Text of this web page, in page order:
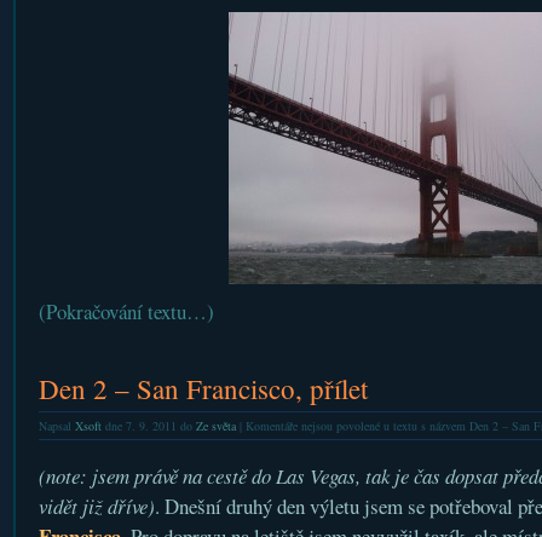
(Pokračování textu…)
Den 2 – San Francisco, přílet
Napsal Xsoftdne 7. 9. 2011 do Ze světa| Komentáře nejsou povolenéu textu s názvem Den 2 – San
(note: jsem právě na cestě do Las Vegas, tak je čas dopsat
vidět již dříve). Dnešní druhý den výletu jsem se potřeboval